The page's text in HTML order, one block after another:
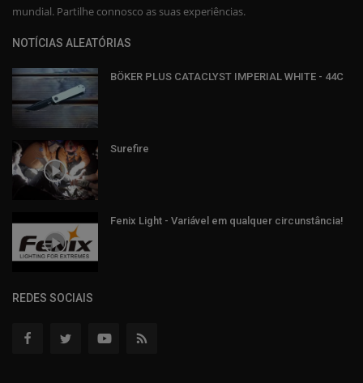
mundial. Partilhe connosco as suas experiências.
NOTÍCIAS ALEATÓRIAS
BÖKER PLUS CATACLYST IMPERIAL WHITE - 44C
Surefire
Fenix Light - Variável em qualquer circunstância!
REDES SOCIAIS